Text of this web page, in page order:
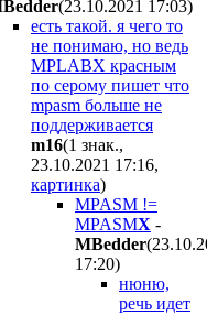
(23.10.2021 17:03)
есть такой. я чего то
не понимаю, но ведь
MPLABX красным
по серому пишет что
mpasm больше не
поддерживается
m16(1 знак.,
23.10.2021 17:16,
картинка)
MPASM !=
MPASMX -
MBedder
17:20)
нюню,
речь идет